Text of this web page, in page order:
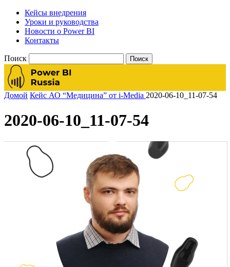
Кейсы внедрения
Уроки и руководства
Новости о Power BI
Контакты
Поиск
Домой Кейс АО “Медицина” от i-Media 2020-06-10_11-07-54
2020-06-10_11-07-54